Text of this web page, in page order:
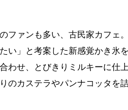
ファンも多い、古民家カフェ
い」と考案した新感覚かき氷
わせ、とびきりミルキーに仕
のカステラやパンナコッタを